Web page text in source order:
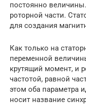
постоянно
роторной части.
для создания
Как только на
переменной
крутящий момент, и
частотой, равной
этом оба параметра
носит название